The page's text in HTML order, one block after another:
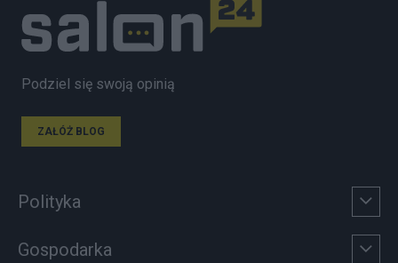
Podziel się swoją opinią
ZAŁÓŻ BLOG
Polityka
Gospodarka